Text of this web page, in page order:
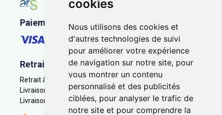
cookies
Nous utilisons des cookies et
d'autres technologies de suivi
pour améliorer votre expérience
de navigation sur notre site, pour
vous montrer un contenu
personnalisé et des publicités
ciblées, pour analyser le trafic de
notre site et pour comprendre la
Paiement sécurisé
Retrait - Livraison
Retrait à la pharmacie - Click & Collect
Livraison en Point Relais
Livraison à domicile